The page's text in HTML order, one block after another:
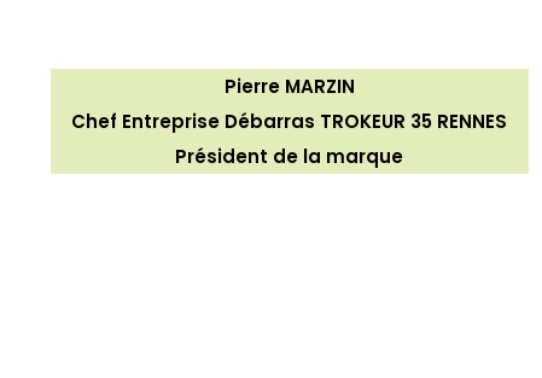
Pierre MARZIN
Chef Entreprise Débarras TROKEUR 35 RENNES
Président de la marque